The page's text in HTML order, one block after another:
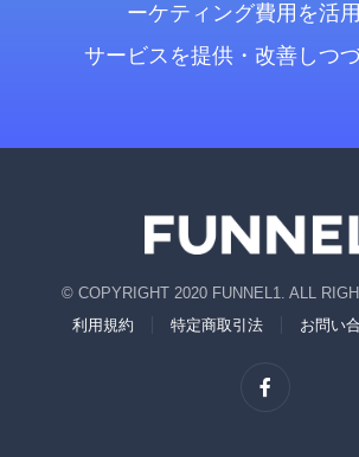
ーケティング費用を活
サービスを提供・改善しつづ
© COPYRIGHT 2020 FUNNEL1. ALL
利用規約
特定商取引法 お問い